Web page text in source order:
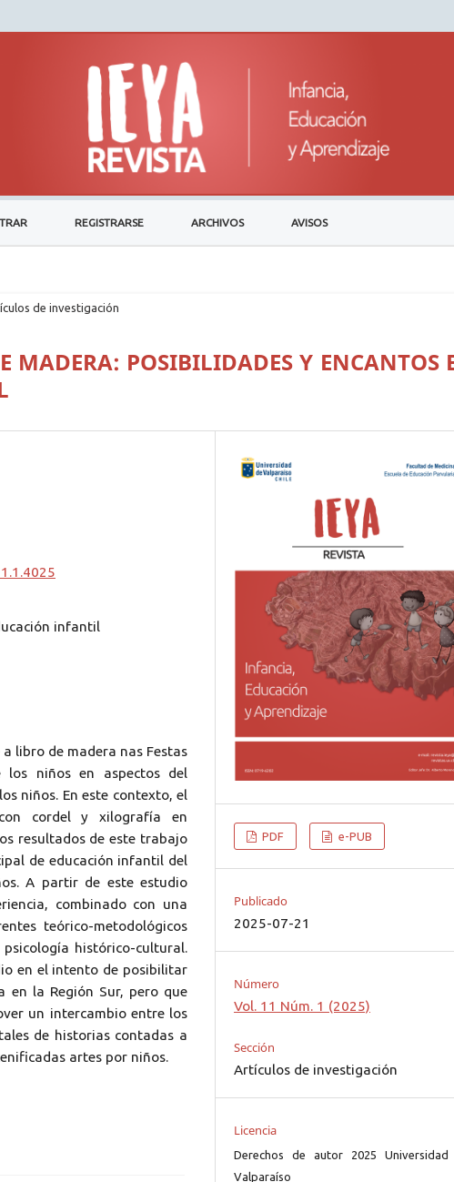
REGISTRARSE ARCHIVOS AVISOS
de investigación
MADERA: POSIBILIDADES Y ENCANTOS
infantil
libro de madera nas Festas
los niños en aspectos del
niños. En este contexto, el
cordel y xilografía en
resultados de este trabajo
de educación infantil del
A partir de este estudio
combinado con una
teórico-metodológicos
histórico-cultural.
en el intento de posibilitar
en la Región Sur, pero que
un intercambio entre los
de historias contadas a
artes por niños.
PDF e-PUB
Publicado
2025-07-21
Número
Vol. 11 Núm. 1 (2025)
Sección
Artículos de investigación
Licencia
Derechos de autor 2025 Universidad
Valparaíso